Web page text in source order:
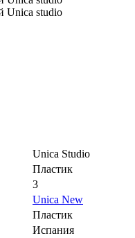
Unica Studio
Пластик
3
Unica New
Пластик
Испания